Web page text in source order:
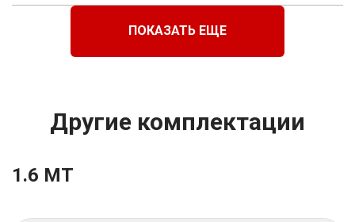
ПОКАЗАТЬ ЕЩЕ
Другие комплектации
1.6 MT